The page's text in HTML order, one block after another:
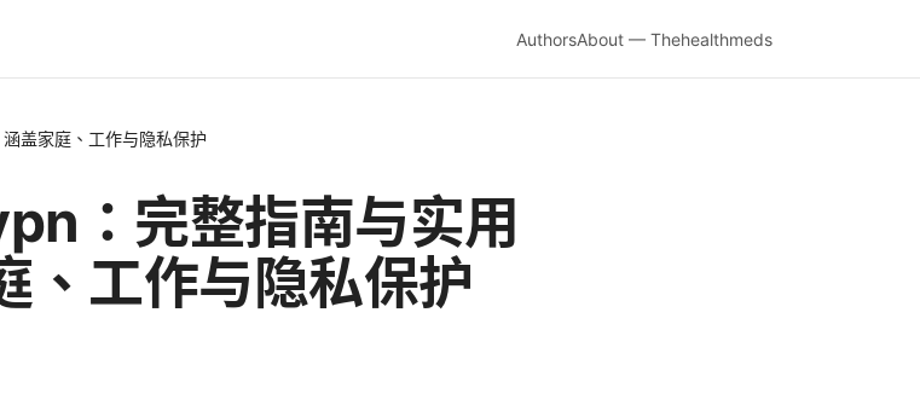
AuthorsAbout — Thehealthmeds
盖家庭、工作与隐私保护
：完整指南与实用
、工作与隐私保护